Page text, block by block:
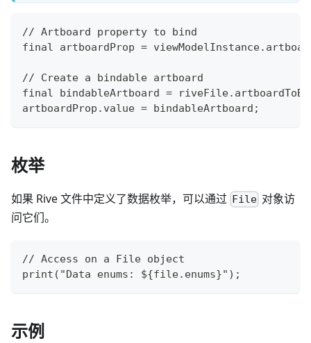
// Artboard property to bind
final artboardProp =
// Create a bindable artboard
final bindableArtboard =
artboardProp.value = bindableArtboard;
枚举
如果 Rive 文件中定义了数据枚举，可以通过 File 对象访
问它们。
// Access on a File object
print("Data enums: ${file.enums}");
示例